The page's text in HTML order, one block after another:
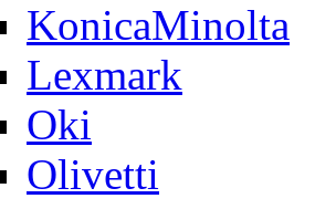
KonicaMinolta
Lexmark
Oki
Olivetti